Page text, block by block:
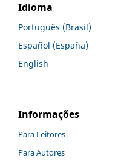
Idioma
Português (Brasil)
Español (España)
English
Informações
Para Leitores
Para Autores